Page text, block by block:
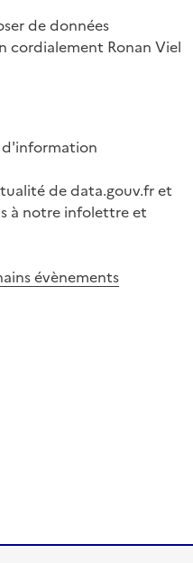
de données
cordialement Ronan Viel
de data.gouv.fr et
à notre infolettre et
évènements